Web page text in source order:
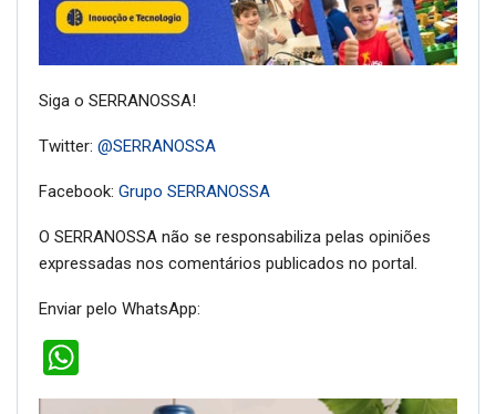
Siga o SERRANOSSA!
Twitter: @SERRANOSSA
Facebook: Grupo SERRANOSSA
O SERRANOSSA não se responsabiliza pelas opiniões
expressadas nos comentários publicados no portal.
Enviar pelo WhatsApp: